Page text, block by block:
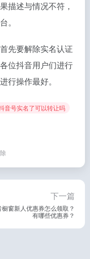
描述与情况不符，
。
先要解除实名认证
位抖音用户们进行
行操作最好。
音号实名了可以转让吗
下一篇
橱窗新人优惠券怎么领取？
有哪些优惠券？